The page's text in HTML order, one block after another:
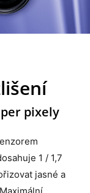
pixely
1 / 1,7
jasné a